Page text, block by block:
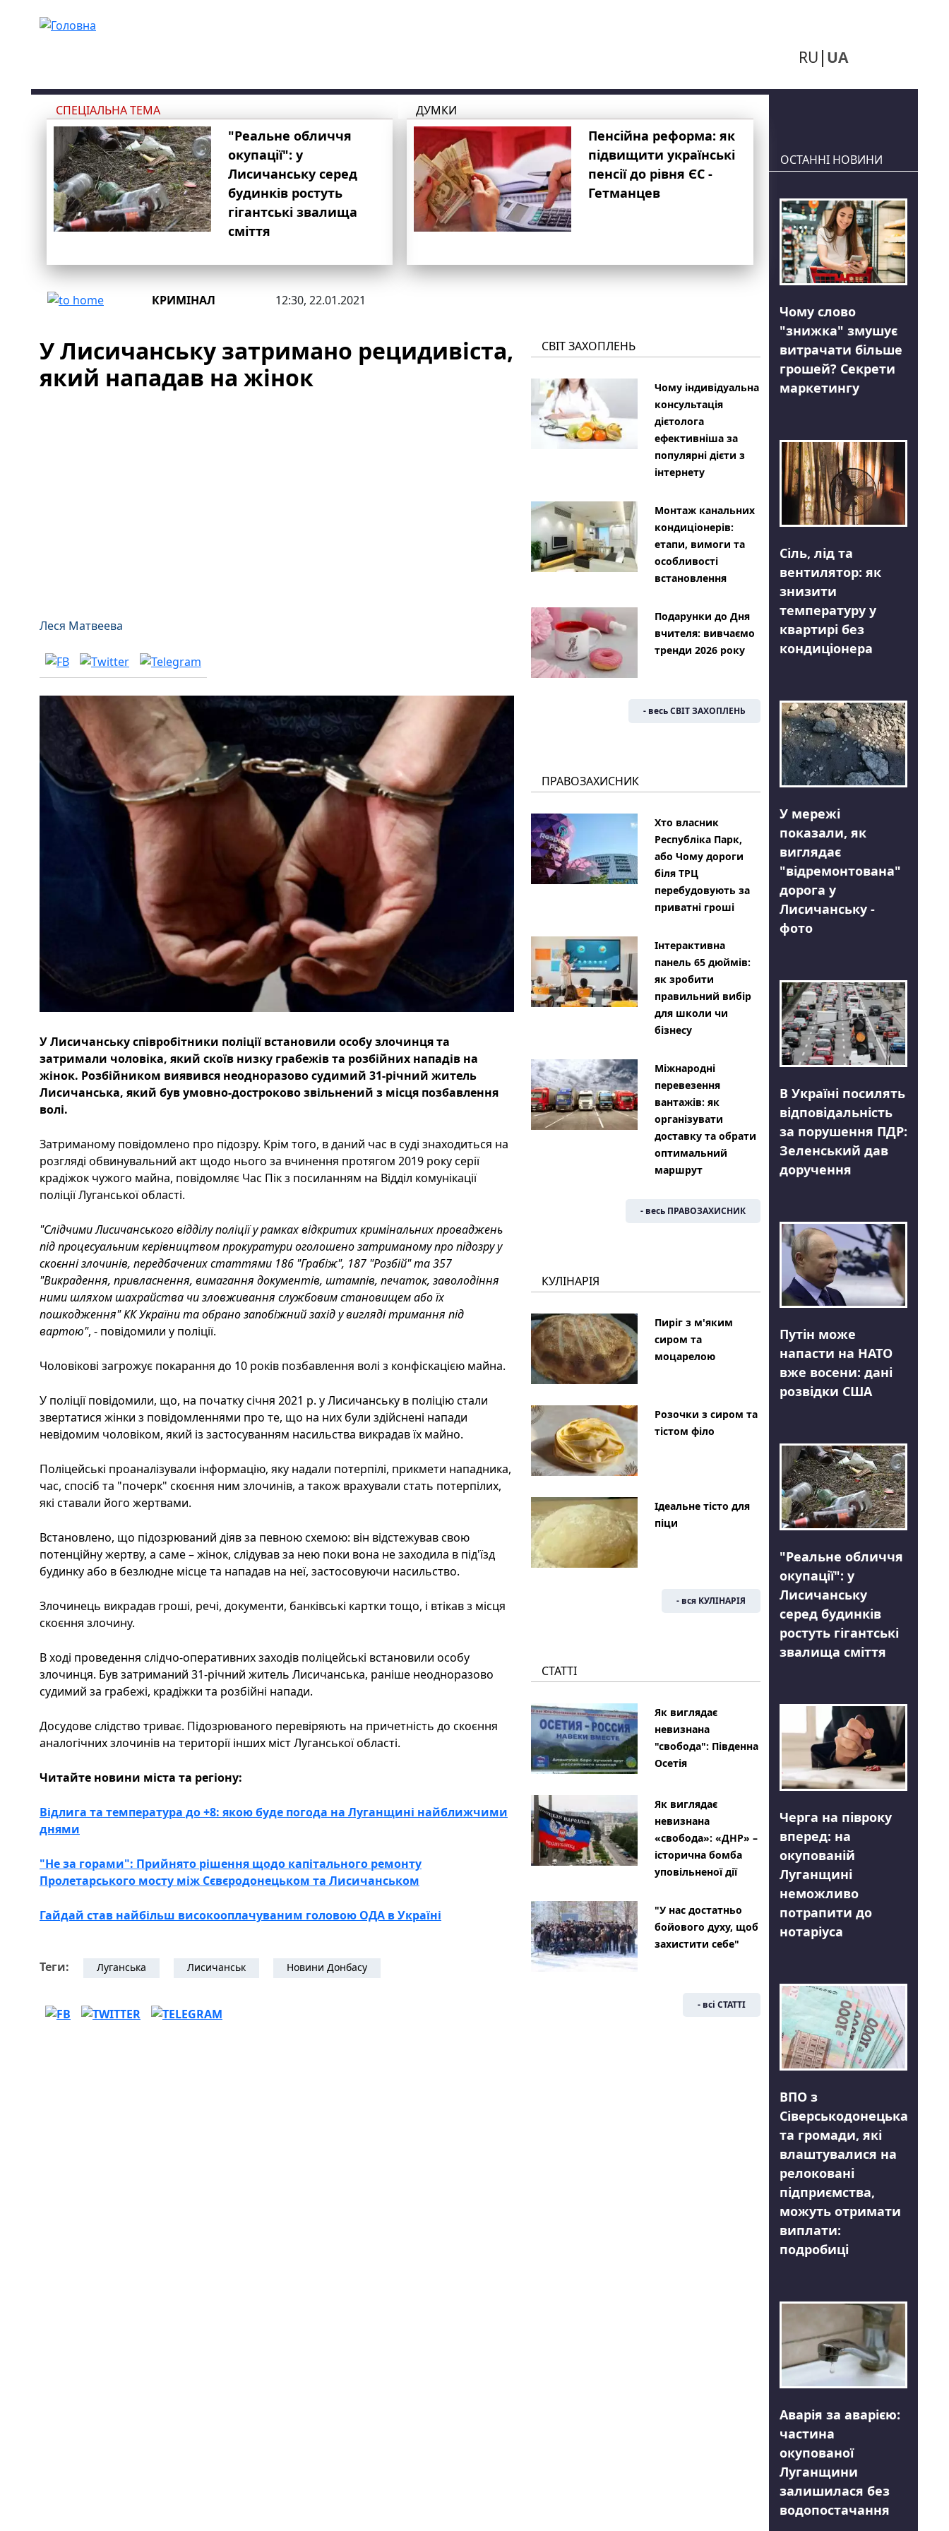
RU UA
СПЕЦІАЛЬНА ТЕМА
"Реальне обличчя
окупації": у
Лисичанську серед
будинків ростуть
гігантські звалища
сміття
ДУМКИ
Пенсійна реформа: як
підвищити українські
пенсії до рівня ЄС -
Гетманцев
КРИМІНАЛ 12:30, 22.01.2021
У Лисичанську затримано рецидивіста,
який нападав на жінок
Леся Матвеева
У Лисичанську співробітники поліції встановили особу злочинця та
затримали чоловіка, який скоїв низку грабежів та розбійних нападів на
жінок. Розбійником виявився неодноразово судимий 31-річний житель
Лисичанська, який був умовно-достроково звільнений з місця позбавлення
волі.
Затриманому повідомлено про підозру. Крім того, в даний час в суді знаходиться на
розгляді обвинувальний акт щодо нього за вчинення протягом 2019 року серії
крадіжок чужого майна, повідомляє Час Пік з посиланням на Відділ комунікації
поліції Луганської області.
"Слідчими Лисичанського відділу поліції у рамках відкритих кримінальних проваджень
під процесуальним керівництвом прокуратури оголошено затриманому про підозру у
скоєнні злочинів, передбачених статтями 186 "Грабіж", 187 "Розбій" та 357
"Викрадення, привласнення, вимагання документів, штампів, печаток, заволодіння
ними шляхом шахрайства чи зловживання службовим становищем або їх
пошкодження" КК України та обрано запобіжний захід у вигляді тримання під
вартою", - повідомили у поліції.
Чоловікові загрожує покарання до 10 років позбавлення волі з конфіскацією майна.
У поліції повідомили, що, на початку січня 2021 р. у Лисичанську в поліцію стали
звертатися жінки з повідомленнями про те, що на них були здійснені напади
невідомим чоловіком, який із застосуванням насильства викрадав їх майно.
Поліцейські проаналізували інформацію, яку надали потерпілі, прикмети нападника,
час, спосіб та "почерк" скоєння ним злочинів, а також врахували стать потерпілих,
які ставали його жертвами.
Встановлено, що підозрюваний діяв за певною схемою: він відстежував свою
потенційну жертву, а саме – жінок, слідував за нею поки вона не заходила в під'їзд
будинку або в безлюдне місце та нападав на неї, застосовуючи насильство.
Злочинець викрадав гроші, речі, документи, банківські картки тощо, і втікав з місця
скоєння злочину.
В ході проведення слідчо-оперативних заходів поліцейські встановили особу
злочинця. Був затриманий 31-річний житель Лисичанська, раніше неодноразово
судимий за грабежі, крадіжки та розбійні напади.
Досудове слідство триває. Підозрюваного перевіряють на причетність до скоєння
аналогічних злочинів на території інших міст Луганської області.
Читайте новини міста та регіону:
Відлига та температура до +8: якою буде погода на Луганщині найближчими
днями
"Не за горами": Прийнято рішення щодо капітального ремонту
Пролетарського мосту між Сєвєродонецьком та Лисичанськом
Гайдай став найбільш високооплачуваним головою ОДА в Україні
Теги: Луганська Лисичанськ Новини Донбасу
СВІТ ЗАХОПЛЕНЬ
Чому індивідуальна
консультація
дієтолога
ефективніша за
популярні дієти з
інтернету
Монтаж канальних
кондиціонерів:
етапи, вимоги та
особливості
встановлення
Подарунки до Дня
вчителя: вивчаємо
тренди 2026 року
- весь СВІТ ЗАХОПЛЕНЬ
ПРАВОЗАХИСНИК
Хто власник
Республіка Парк,
або Чому дороги
біля ТРЦ
перебудовують за
приватні гроші
Інтерактивна
панель 65 дюймів:
як зробити
правильний вибір
для школи чи
бізнесу
Міжнародні
перевезення
вантажів: як
організувати
доставку та обрати
оптимальний
маршрут
- весь ПРАВОЗАХИСНИК
КУЛІНАРІЯ
Пиріг з м'яким
сиром та
моцарелою
Розочки з сиром та
тістом філо
Ідеальне тісто для
піци
- вся КУЛІНАРІЯ
СТАТТІ
Як виглядає
невизнана
"свобода": Південна
Осетія
Як виглядає
невизнана
«свобода»: «ДНР» –
історична бомба
уповільненої дії
"У нас достатньо
бойового духу, щоб
захистити себе"
- всі СТАТТІ
ОСТАННІ НОВИНИ
Чому слово
"знижка" змушує
витрачати більше
грошей? Секрети
маркетингу
Сіль, лід та
вентилятор: як
знизити
температуру у
квартирі без
кондиціонера
У мережі
показали, як
виглядає
"відремонтована"
дорога у
Лисичанську -
фото
В Україні посилять
відповідальність
за порушення ПДР:
Зеленський дав
доручення
Путін може
напасти на НАТО
вже восени: дані
розвідки США
"Реальне обличчя
окупації": у
Лисичанську
серед будинків
ростуть гігантські
звалища сміття
Черга на півроку
вперед: на
окупованій
Луганщині
неможливо
потрапити до
нотаріуса
ВПО з
Сіверськодонецька
та громади, які
влаштувалися на
релоковані
підприємства,
можуть отримати
виплати:
подробиці
Аварія за аварією:
частина
окупованої
Луганщини
залишилася без
водопостачання